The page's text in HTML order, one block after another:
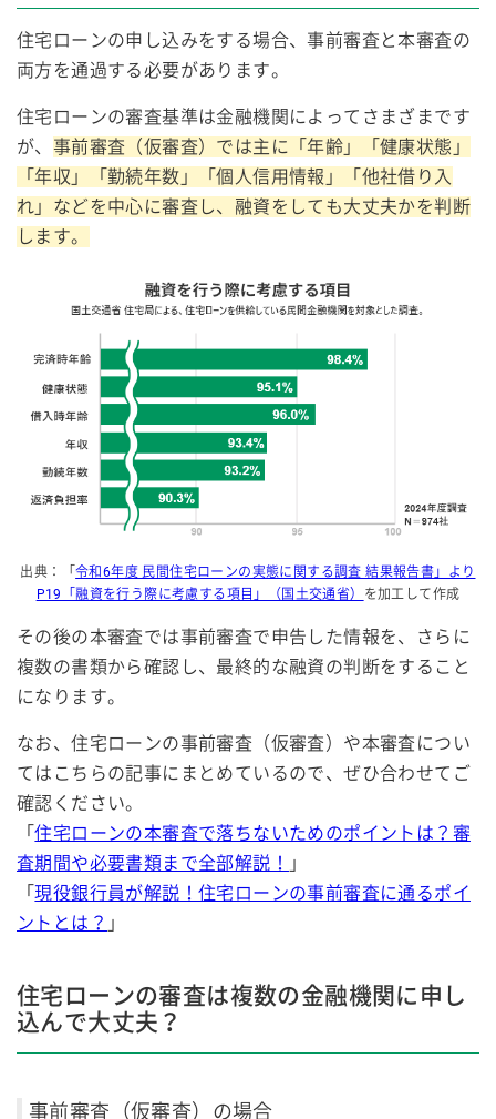
住宅ローンの申し込みをする場合、事前審査と本審査の
両方を通過する必要があります。
住宅ローンの審査基準は金融機関によってさまざまです
が、 事前審査（仮審査）では主に「年齢」「健康状態」
「年収」「勤続年数」「個人信用情報」「他社借り入
れ」などを中心に審査し、融資をしても大丈夫かを判断
します。
出典：「令和6年度 民間住宅ローンの実態に関する調査 結果報告書」より
P19「融資を行う際に考慮する項目」（国土交通省）
を加工して作成
その後の本審査では事前審査で申告した情報を、さらに
複数の書類から確認し、最終的な融資の判断をすること
になります。
なお、住宅ローンの事前審査（仮審査）や本審査につい
てはこちらの記事にまとめているので、ぜひ合わせてご
確認ください。
「住宅ローンの本審査で落ちないためのポイントは？審
査期間や必要書類まで全部解説！ 」
「現役銀行員が解説！住宅ローンの事前審査に通るポイ
ントとは？ 」
住宅ローンの審査は複数の金融機関に申し
込んで大丈夫？
事前審査（仮審査）の場合